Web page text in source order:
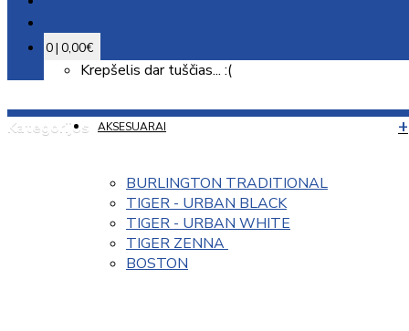
0 | 0,00€
Krepšelis dar tuščias... :(
Kategorijos AKSESUARAI
BURLINGTON TRADITIONAL
TIGER - URBAN BLACK
TIGER - URBAN WHITE
TIGER ZENNA
BOSTON